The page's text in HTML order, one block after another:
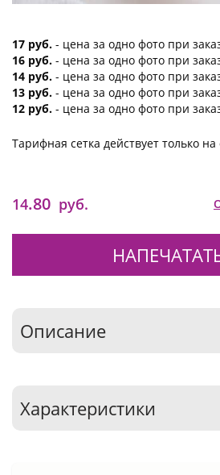
17 руб. - цена за одно фото при
16 руб. - цена за одно фото при
14 руб. - цена за одно фото при
13 руб. - цена за одно фото при
12 руб. - цена за одно фото при
Тарифная сетка действует только
14.80 руб.
Описание
Характеристики